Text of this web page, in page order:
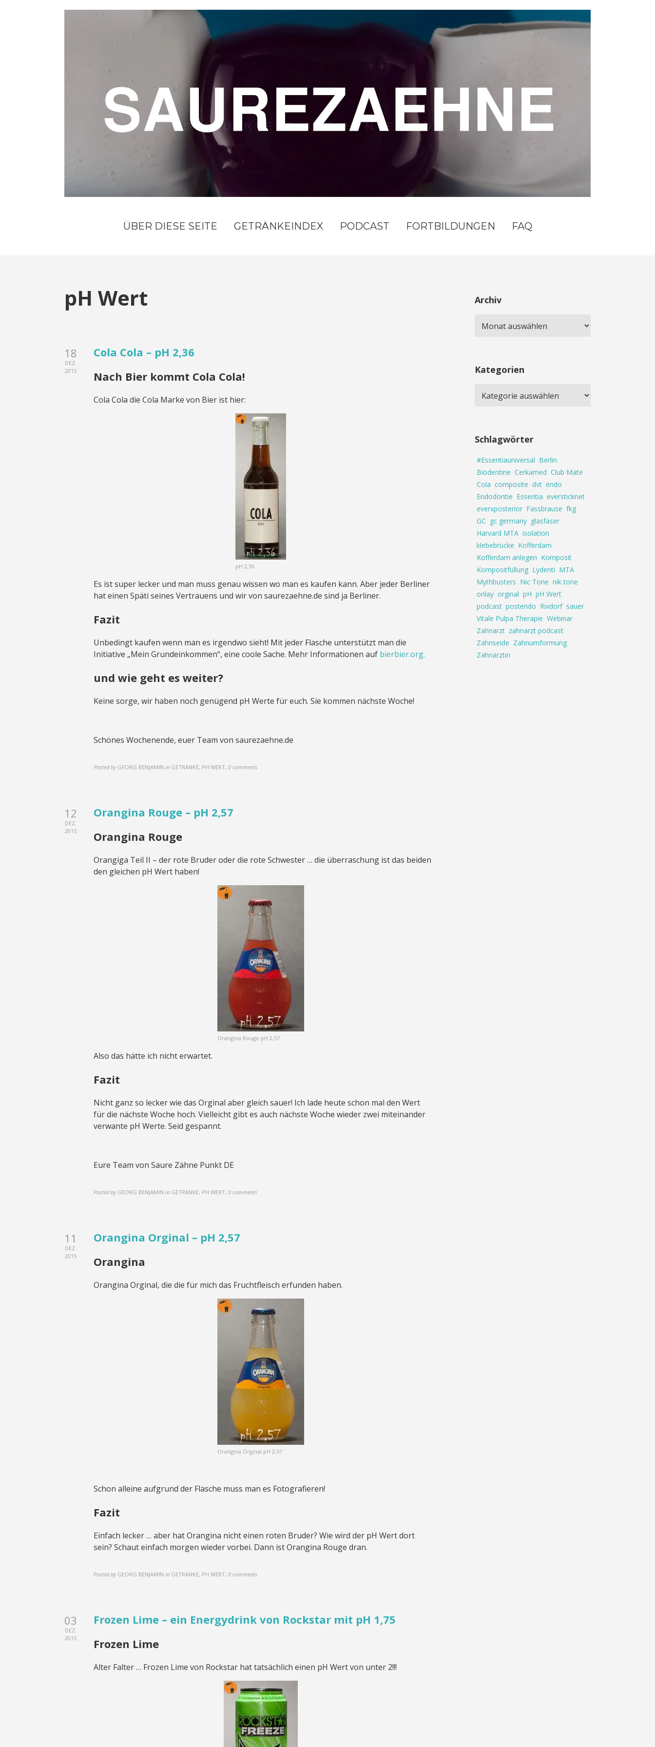
ÜBER DIESE SEITE GETRÄNKEINDEX PODCAST FORTBILDUNGEN FAQ
pH Wert
18
DEZ.
2015
Cola Cola – pH 2,36
Nach Bier kommt Cola Cola!
Cola Cola die Cola Marke von Bier ist hier:
pH 2,36
Es ist super lecker und man muss genau wissen wo man es kaufen kann. Aber jeder Berliner
hat einen Späti seines Vertrauens und wir von saurezaehne.de sind ja Berliner.
Fazit
Unbedingt kaufen wenn man es irgendwo sieht! Mit jeder Flasche unterstützt man die
Initiative „Mein Grundeinkommen“, eine coole Sache. Mehr Informationen auf bierbier.org.
und wie geht es weiter?
Keine sorge, wir haben noch genügend pH Werte für euch. Sie kommen nächste Woche!
Schönes Wochenende, euer Team von saurezaehne.de
Posted by GEORG BENJAMIN in GETRÄNKE, PH WERT, 0 comments
12
DEZ.
2015
Orangina Rouge – pH 2,57
Orangina Rouge
Orangiga Teil II – der rote Bruder oder die rote Schwester … die überraschung ist das beiden
den gleichen pH Wert haben!
Orangina Rouge pH 2,57
Also das hätte ich nicht erwartet.
Fazit
Nicht ganz so lecker wie das Orginal aber gleich sauer! Ich lade heute schon mal den Wert
für die nächste Woche hoch. Vielleicht gibt es auch nächste Woche wieder zwei miteinander
verwante pH Werte. Seid gespannt.
Eure Team von Saure Zähne Punkt DE
Posted by GEORG BENJAMIN in GETRÄNKE, PH WERT, 0 comments
11
DEZ.
2015
Orangina Orginal – pH 2,57
Orangina
Orangina Orginal, die die für mich das Fruchtfleisch erfunden haben.
Orangina Orginal pH 2,57
Schon alleine aufgrund der Flasche muss man es Fotografieren!
Fazit
Einfach lecker … aber hat Orangina nicht einen roten Bruder? Wie wird der pH Wert dort
sein? Schaut einfach morgen wieder vorbei. Dann ist Orangina Rouge dran.
Posted by GEORG BENJAMIN in GETRÄNKE, PH WERT, 0 comments
03
DEZ.
2015
Frozen Lime – ein Energydrink von Rockstar mit pH 1,75
Frozen Lime
Alter Falter … Frozen Lime von Rockstar hat tatsächlich einen pH Wert von unter 2!!!
Archiv
Kategorien
Schlagwörter
#Essentiauniversal Berlin
Biodentine Cerkamed Club Mate
Cola composite dvt endo
Endodontie Essentia eversticknet
everxposterior Fassbrause fkg
GC gc germany glasfaser
Harvard MTA isolation
klebebrücke Kofferdam
Kofferdam anlegen Komposit
Kompositfüllung Lydenti MTA
Mythbusters Nic Tone nik tone
onlay orginal pH pH Wert
podcast postendo Rixdorf sauer
Vitale Pulpa Therapie Webinar
Zahnarzt zahnarzt podcast
Zahnseide Zahnumformung
Zahnärztin